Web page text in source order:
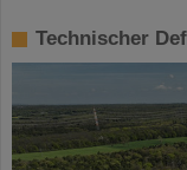
Technischer